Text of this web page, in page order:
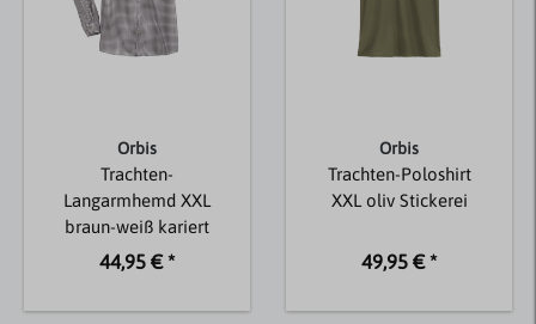
Orbis
Trachten-
Langarmhemd XXL
braun-weiß kariert
44,95 € *
Orbis
Trachten-Poloshirt
XXL oliv Stickerei
49,95 € *